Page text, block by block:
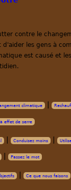
contre le
d'aider les gens à
est causé et
climatique
effet de serre
Conduisez moins
Passez le mot
Ce que nous faisons